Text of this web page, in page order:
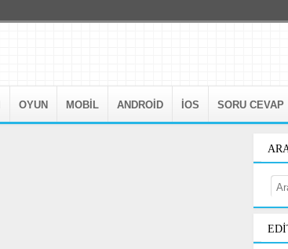
OYUN MOBIL ANDROID IOS SORU CEVAP